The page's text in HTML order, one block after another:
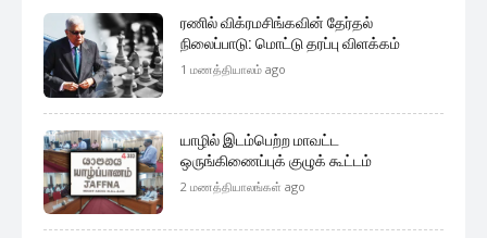
ரணில் விக்ரமசிங்கவின் தேர்தல்
நிலைப்பாடு: மொட்டு தரப்பு விளக்கம்
1 மணத்தியாலம் ago
யாழில் இடம்பெற்ற மாவட்ட
ஒருங்கிணைப்புக் குழுக் கூட்டம்
2 மணத்தியாலங்கள் ago